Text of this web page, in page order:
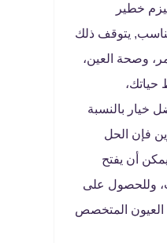
خطير
يتوقف ذلك
وصحة العين،
حياتك،
خيار بالنسبة
فإن الحل
أن يفتح
وللحصول على
العيون المتخصص